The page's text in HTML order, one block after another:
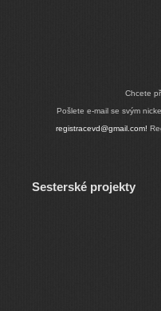
Chcete
Pošlete e-mail se svým
registracevd@gmail.com!
Sesterské projekty